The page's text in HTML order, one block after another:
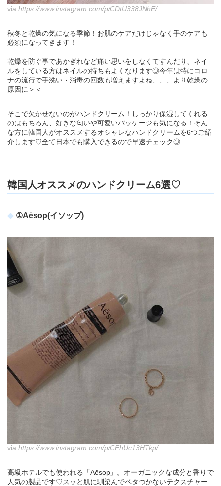
via https://www.instagram.com/p/CDtU338JNhE/
秋冬と乾燥の気になる季節！お肌のケアだけじゃなく手のケアも
必須になってきます！
乾燥を防ぐ事であかぎれなど痛い思いをしなくてすんだり、ネイ
ルをしている方はネイルの持ちもよくなります◎今年は特にコロ
ナの流行で手洗い・消毒の回数も増えますよね、、、より乾燥の
原因に＞＜
そこで欠かせないのがハンドクリーム！しっかり保湿してくれる
のはもちろん、好きな匂いや可愛いパッケージも気になる！そん
な方に韓国人がオススメするオシャレなハンドクリームを6つご紹
介します♡全て日本でも購入できるので早速チェック◎
韓国人オススメのハンドクリーム6選♡
①Aēsop(イソップ)
via https://www.instagram.com/p/CFhUc13HTkp/
高級ホテルでも使われる「Aēsop」。オーガニックな成分と香りで
人気の製品です♡スッと肌に馴染んでベタつかないテクスチャー